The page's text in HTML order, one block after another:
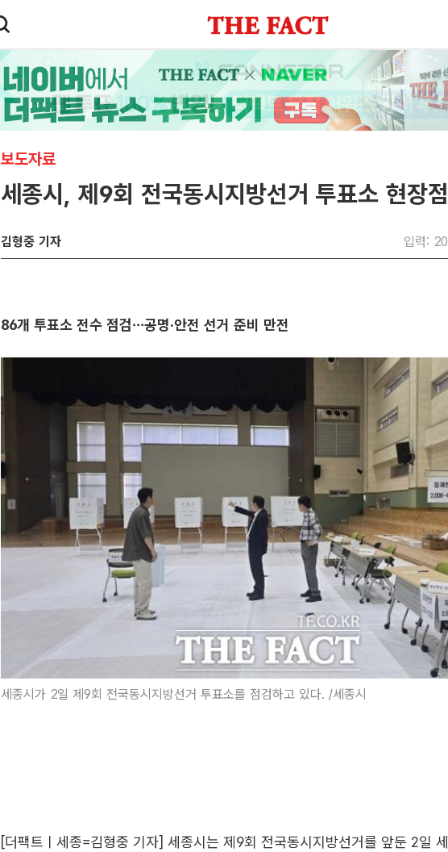
보도자료
세종시, 제9회 전국동시지방선거 투표소 현장
김형중 기자 입력:
86개 투표소 전수 점검…공명·안전 선거 준비 만전
세종시가 2일 제9회 전국동시지방선거 투표소를 점검하고 있다. /세종시
[더팩트ㅣ세종=김형중 기자] 세종시는 제9회 전국동시지방선거를 앞둔 2일